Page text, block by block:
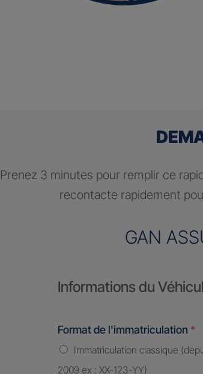
Prenez 3 minutes pour remplir ce
recontacte rapidement
GAN
Informations du
Format de l'immatriculation *
Immatriculation classique
2009 ex : XX-123-YY)